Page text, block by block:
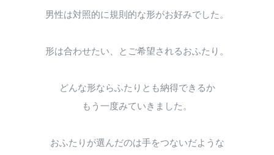
男性は対照的に規則的な形がお好みでした。
形は合わせたい、とご希望されるおふたり。
どんな形ならふたりとも納得できるか
もう一度みていきました。
おふたりが選んだのは手をつないだような